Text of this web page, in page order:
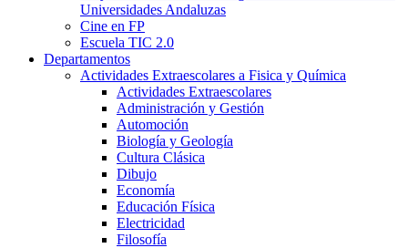
Universidades Andaluzas
Cine en FP
Escuela TIC 2.0
Departamentos
Actividades Extraescolares a Fisica y Química
Actividades Extraescolares
Administración y Gestión
Automoción
Biología y Geología
Cultura Clásica
Dibujo
Economía
Educación Física
Electricidad
Filosofía